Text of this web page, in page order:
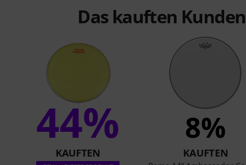
Das kauften
44%
KAUFTEN
8%
KAUFTEN